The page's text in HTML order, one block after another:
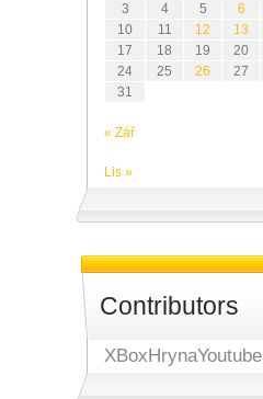
3
4 5 6
10
11 12 13
17
18 19 20
24
25 26 27
31
« Zář
Lis »
Contributors
XBoxHrynaYoutube